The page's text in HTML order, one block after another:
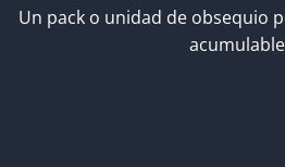
Un pack o unidad de obsequio